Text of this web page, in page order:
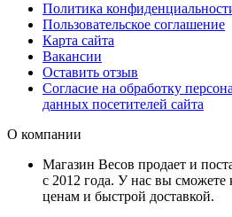
Политика
Пользовательское соглашение
Карта сайта
Вакансии
Оставить отзыв
Согласие на обработку
данных посетителей сайта
О компании
Магазин Весов продает и
с 2012 года. У нас вы
ценам и быстрой доставкой.